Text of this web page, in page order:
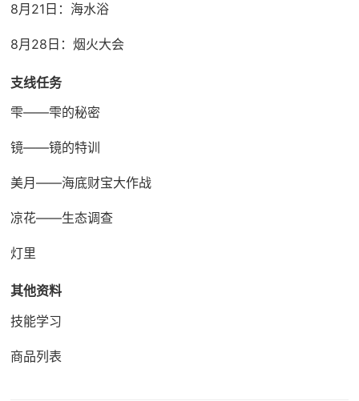
8月21日：海水浴
8月28日：烟火大会
支线任务
雫——雫的秘密
镜——镜的特训
美月——海底财宝大作战
凉花——生态调查
灯里
其他资料
技能学习
商品列表